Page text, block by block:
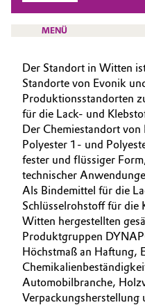
Additive
Aerospace
Agriculture
Animal Nutrition &
Automotive &
Battery
Building,
Catalysts
Was uns antreibt
Über Evonik
We go beyond
Innovation
Purpose
BVB Partnerschaft
Geschichte
Struktur &
Vorstand
Aufsichtsrat
MENÜ
HOME
ÜBER UNS
INVESTOREN
NACHHALTIGKEIT
KARRIERE
MEDIEN
EVENTS
DOCUMENTS
Der Standort in Witten
Standorte von Evonik
Produktionsstandorten
für die Lack- und
Der Chemiestandort
Polyester 1- und
fester und flüssiger
technischer
Als Bindemittel für die
Schlüsselrohstoff für die
Witten hergestellten
Produktgruppen
Höchstmaß an Haftung,
Automobilbranche,
Verpackungsherstellung